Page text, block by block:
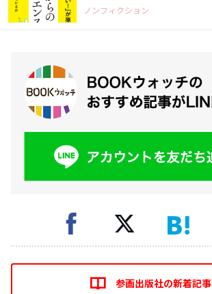
ノンフィクション
参画出版社の新着記事